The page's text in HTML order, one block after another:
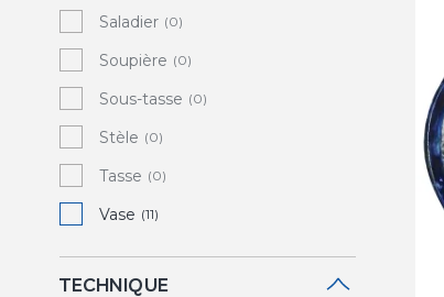
Saladier (0)
Soupière (0)
Sous-tasse (0)
Stèle (0)
Tasse (0)
Vase (11)
TECHNIQUE